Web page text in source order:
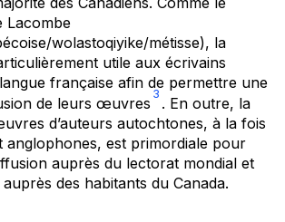
Lacombe
wolastoqiyike/métisse), la
utile aux écrivains
française afin de permettre une
de leurs œuvres
3
. En outre, la
d’auteurs autochtones, à la fois
anglophones, est primordiale pour
auprès du lectorat mondial et
des habitants du Canada.